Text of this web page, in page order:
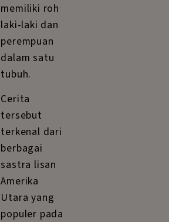
memiliki roh
laki-laki dan
perempuan
dalam satu
tubuh.
Cerita
tersebut
terkenal dari
berbagai
sastra lisan
Amerika
Utara yang
populer pada